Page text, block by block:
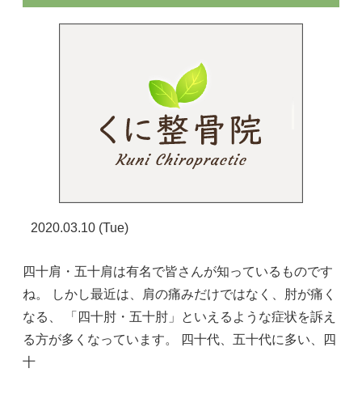
2020.03.10 (Tue)
四十肩・五十肩は有名で皆さんが知っているものです
ね。 しかし最近は、肩の痛みだけではなく、肘が痛く
なる、 「四十肘・五十肘」といえるような症状を訴え
る方が多くなっています。 四十代、五十代に多い、四
十